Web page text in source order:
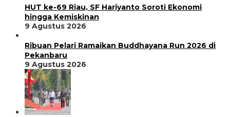
HUT ke-69 Riau, SF Hariyanto Soroti Ekonomi
hingga Kemiskinan
9 Agustus 2026
Ribuan Pelari Ramaikan Buddhayana Run 2026 di
Pekanbaru
9 Agustus 2026